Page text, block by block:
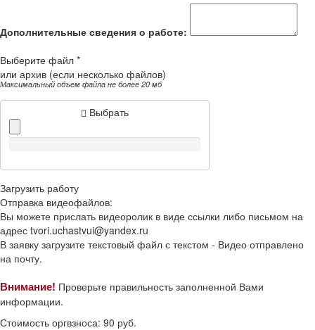
Дополнительные сведения о работе:
Выберите файл *
или архив (если несколько файлов)
Максимальный объем файла не более 20 мб
Выбрать
Загрузить работу
Отправка видеофайлов:
Вы можете прислать видеоролик в виде ссылки либо письмом на
адрес tvori.uchastvui@yandex.ru
В заявку загрузите текстовый файл с текстом - Видео отправлено
на почту.
Внимание! Проверьте правильность заполненной Вами
информации.
Стоимость оргвзноса: 90 руб.